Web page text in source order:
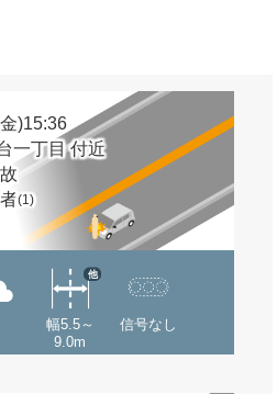
)15:36
一丁目 付近
(1)
幅5.5～
9.0m
他
信号なし